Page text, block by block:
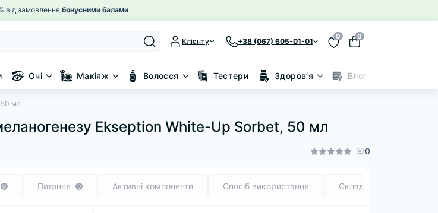
доставка від 2000 ₴
Клієнту +38 (067) 605-01-01
0 0
Очі Макіяж Волосся Тестери Здоровʼя Блог
мл
Ekseption White-Up Sorbet, 50 мл
0
0 Питання 0 Активні компоненти Спосіб використання Склад (INCI)